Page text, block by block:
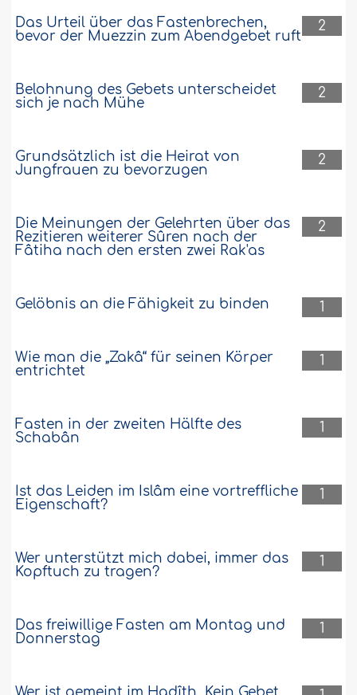
2
Das Urteil über das Fastenbrechen,
bevor der Muezzin zum Abendgebet ruft
2
Belohnung des Gebets unterscheidet
sich je nach Mühe
2
Grundsätzlich ist die Heirat von
Jungfrauen zu bevorzugen
2
Die Meinungen der Gelehrten über das
Rezitieren weiterer Sûren nach der
Fâtiha nach den ersten zwei Rak'as
1
Gelöbnis an die Fähigkeit zu binden
1
Wie man die „Zakâ“ für seinen Körper
entrichtet
1
Fasten in der zweiten Hälfte des
Schabân
1
Ist das Leiden im Islâm eine vortreffliche
Eigenschaft?
1
Wer unterstützt mich dabei, immer das
Kopftuch zu tragen?
1
Das freiwillige Fasten am Montag und
Donnerstag